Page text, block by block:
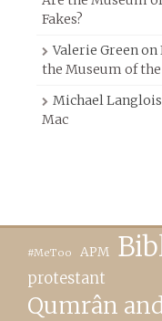
Fakes?
Valerie Greenon
the Museum of the
Michael Langlois
Mac
#MeToo APM
protestant
Qumrân